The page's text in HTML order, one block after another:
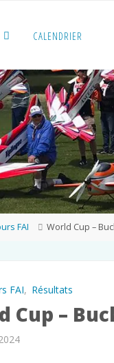
CALENDRIER
FAI World Cup –
FAI, Résultats
Cup –